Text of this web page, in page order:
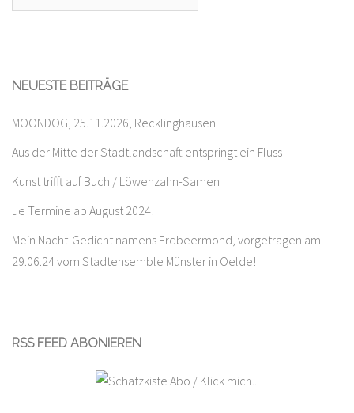
NEUESTE BEITRÄGE
MOONDOG, 25.11.2026, Recklinghausen
Aus der Mitte der Stadtlandschaft entspringt ein Fluss
Kunst trifft auf Buch / Löwenzahn-Samen
ue Termine ab August 2024!
Mein Nacht-Gedicht namens Erdbeermond, vorgetragen am
29.06.24 vom Stadtensemble Münster in Oelde!
RSS FEED ABONIEREN